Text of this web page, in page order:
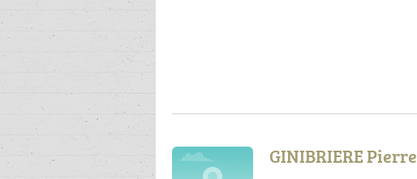
GINIBRIERE Pierre